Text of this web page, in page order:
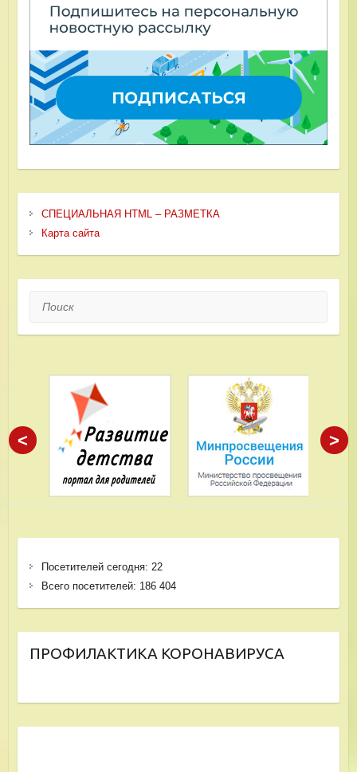
СПЕЦИАЛЬНАЯ HTML – РАЗМЕТКА
Карта сайта
Поиск
< >
Посетителей сегодня: 22
Всего посетителей: 186 404
ПРОФИЛАКТИКА КОРОНАВИРУСА